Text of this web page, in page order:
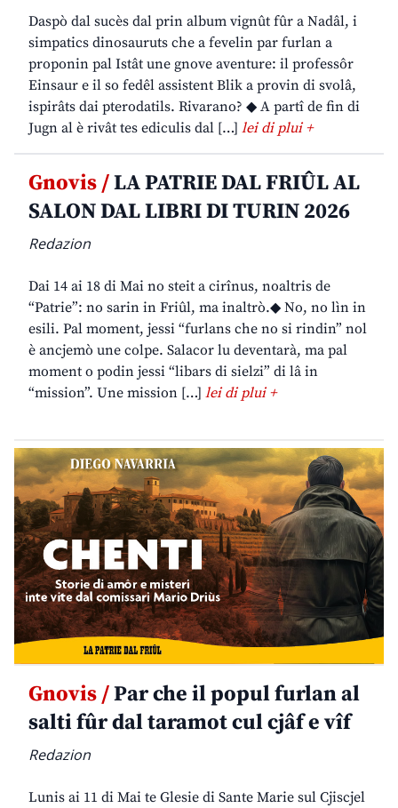
Daspò dal sucès dal prin album vignût fûr a Nadâl, i
simpatics dinosauruts che a fevelin par furlan a
proponin pal Istât une gnove aventure: il professôr
Einsaur e il so fedêl assistent Blik a provin di svolâ,
ispirâts dai pterodatils. Rivarano? ◆ A partî de fin di
Jugn al è rivât tes ediculis dal […] lei di plui +
Gnovis /LA PATRIE DAL FRIÛL AL
SALON DAL LIBRI DI TURIN 2026
Redazion
Dai 14 ai 18 di Mai no steit a cirînus, noaltris de
“Patrie”: no sarin in Friûl, ma inaltrò.◆ No, no lìn in
esili. Pal moment, jessi “furlans che no si rindin” nol
è ancjemò une colpe. Salacor lu deventarà, ma pal
moment o podin jessi “libars di sielzi” di lâ in
“mission”. Une mission […] lei di plui +
Gnovis /Par che il popul furlan al
salti fûr dal taramot cul cjâf e vîf
Redazion
Lunis ai 11 di Mai te Glesie di Sante Marie sul Cjiscjel